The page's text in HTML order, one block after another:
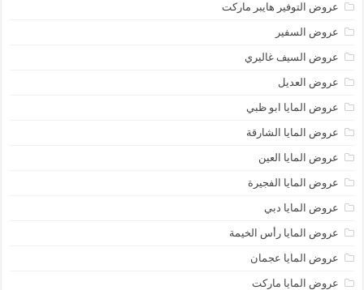
عروض التوفير هايبر ماركت
عروض السفير
عروض السيف غاليري
عروض العديل
عروض المايا ابو ظبي
عروض المايا الشارقة
عروض المايا العين
عروض المايا الفجيرة
عروض المايا دبي
عروض المايا رأس الخيمة
عروض المايا عجمان
عروض المايا ماركت